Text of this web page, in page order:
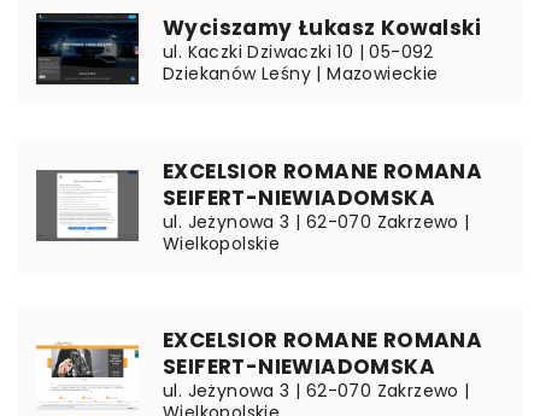
Wyciszamy Łukasz Kowalski
ul. Kaczki Dziwaczki 10 | 05-092
Dziekanów Leśny | Mazowieckie
EXCELSIOR ROMANE ROMANA
SEIFERT-NIEWIADOMSKA
ul. Jeżynowa 3 | 62-070 Zakrzewo |
Wielkopolskie
EXCELSIOR ROMANE ROMANA
SEIFERT-NIEWIADOMSKA
ul. Jeżynowa 3 | 62-070 Zakrzewo |